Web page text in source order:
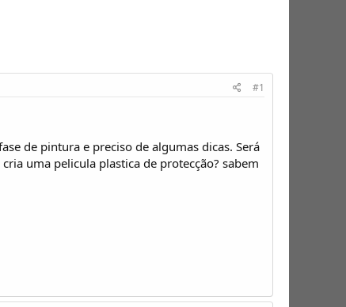
#1
de pintura e preciso de algumas dicas. Será
uma pelicula plastica de protecção? sabem